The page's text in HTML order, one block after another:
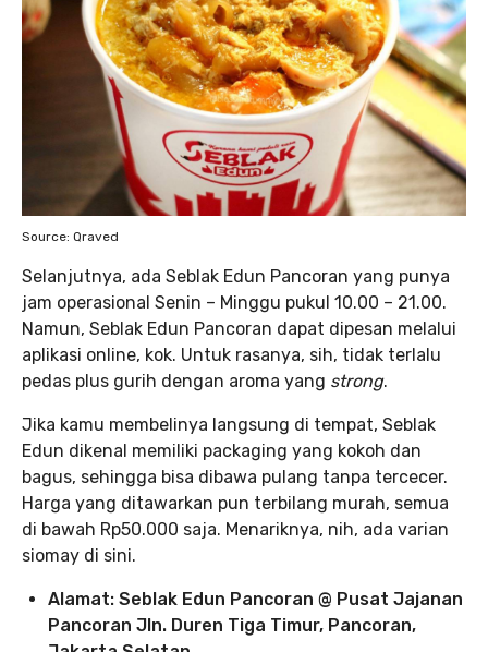
Source: Qraved
Selanjutnya, ada Seblak Edun Pancoran yang punya
jam operasional Senin – Minggu pukul 10.00 – 21.00.
Namun, Seblak Edun Pancoran dapat dipesan melalui
aplikasi online, kok. Untuk rasanya, sih, tidak terlalu
pedas plus gurih dengan aroma yang strong.
Jika kamu membelinya langsung di tempat, Seblak
Edun dikenal memiliki packaging yang kokoh dan
bagus, sehingga bisa dibawa pulang tanpa tercecer.
Harga yang ditawarkan pun terbilang murah, semua
di bawah Rp50.000 saja. Menariknya, nih, ada varian
siomay di sini.
Alamat: Seblak Edun Pancoran @ Pusat Jajanan
Pancoran Jln. Duren Tiga Timur, Pancoran,